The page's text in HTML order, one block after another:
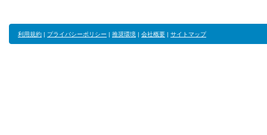
利用規約 | プライバシーポリシー | 推奨環境 | 会社概要 | サイトマップ